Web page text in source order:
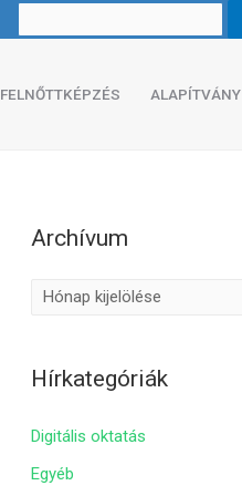
FELNŐTTKÉPZÉS ALAPÍTVÁNY
Archívum
í
Hírkategóriák
Digitális oktatás
Egyéb